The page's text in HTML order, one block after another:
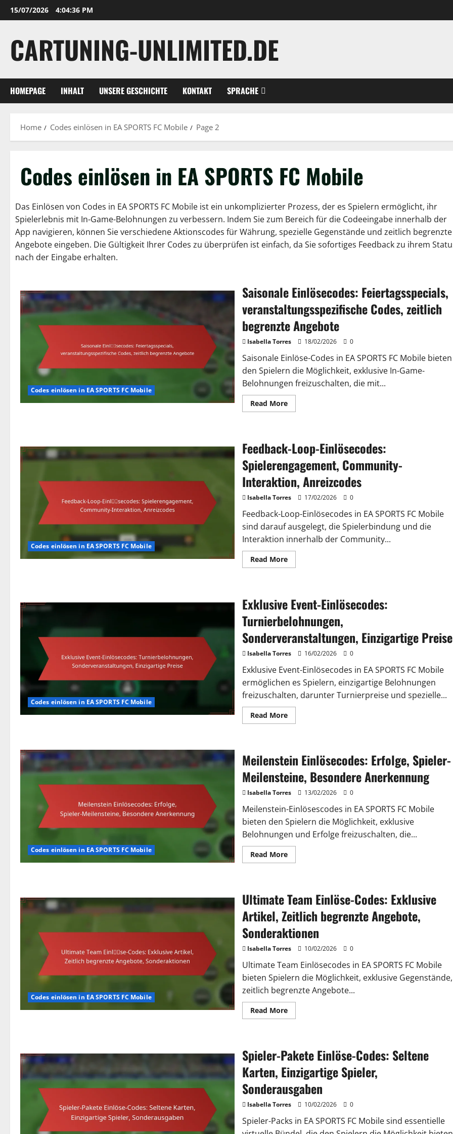
Skip
to
15/07/2026 4:04:37 PM
CARTUNING-UNLIMITED.DE
HOMEPAGE INHALT UNSERE GESCHICHTE KONTAKT SPRACHE
Home Codes einlösen in EA SPORTS FC Mobile Page 2
Codes einlösen in EA SPORTS FC Mobile
Das Einlösen von Codes in EA SPORTS FC Mobile ist ein unkomplizierter Prozess, der es Spielern ermöglicht, ihr
Spielerlebnis mit In-Game-Belohnungen zu verbessern. Indem Sie zum Bereich für die Codeeingabe innerhalb der
App navigieren, können Sie verschiedene Aktionscodes für Währung, spezielle Gegenstände und zeitlich begrenzte
Angebote eingeben. Die Gültigkeit Ihrer Codes zu überprüfen ist einfach, da Sie sofortiges Feedback zu ihrem
nach der Eingabe erhalten.
Codes einlösen in EA SPORTS FC Mobile
Saisonale Einlösecodes: Feiertagsspecials,
veranstaltungsspezifische Codes, zeitlich
begrenzte Angebote
Isabella Torres 18/02/2026 0
Saisonale Einlöse-Codes in EA SPORTS FC Mobile bieten
den Spielern die Möglichkeit, exklusive In-Game-
Belohnungen freizuschalten, die mit...
Read MoreRead
more
veranstaltungsspezifische
Codes,
zeitlich
begrenzte
Angebote
Codes einlösen in EA SPORTS FC Mobile
Feedback-Loop-Einlösecodes:
Spielerengagement, Community-
Interaktion, Anreizcodes
Isabella Torres 17/02/2026 0
Feedback-Loop-Einlösecodes in EA SPORTS FC Mobile
sind darauf ausgelegt, die Spielerbindung und die
Interaktion innerhalb der Community...
Read MoreRead
more
Spielerengagement,
Community-
Interaktion,
Anreizcodes
Codes einlösen in EA SPORTS FC Mobile
Exklusive Event-Einlösecodes:
Turnierbelohnungen,
Sonderveranstaltungen, Einzigartige Preise
Isabella Torres 16/02/2026 0
Exklusive Event-Einlösecodes in EA SPORTS FC Mobile
ermöglichen es Spielern, einzigartige Belohnungen
freizuschalten, darunter Turnierpreise und spezielle...
Read MoreRead
more
Turnierbelohnungen,
Sonderveranstaltungen,
Einzigartige
Preise
Codes einlösen in EA SPORTS FC Mobile
Meilenstein Einlösecodes: Erfolge, Spieler-
Meilensteine, Besondere Anerkennung
Isabella Torres 13/02/2026 0
Meilenstein-Einlösescodes in EA SPORTS FC Mobile
bieten den Spielern die Möglichkeit, exklusive
Belohnungen und Erfolge freizuschalten, die...
Read MoreRead
more
Spieler-
Meilensteine,
Besondere
Anerkennung
Codes einlösen in EA SPORTS FC Mobile
Ultimate Team Einlöse-Codes: Exklusive
Artikel, Zeitlich begrenzte Angebote,
Sonderaktionen
Isabella Torres 10/02/2026 0
Ultimate Team Einlösecodes in EA SPORTS FC Mobile
bieten Spielern die Möglichkeit, exklusive Gegenstände,
zeitlich begrenzte Angebote...
Read MoreRead
more
Codes:
Exklusive
Artikel,
Zeitlich
begrenzte
Angebote,
Sonderaktionen
Spieler-Pakete Einlöse-Codes: Seltene
Karten, Einzigartige Spieler,
Sonderausgaben
Isabella Torres 10/02/2026 0
Spieler-Packs in EA SPORTS FC Mobile sind essentielle